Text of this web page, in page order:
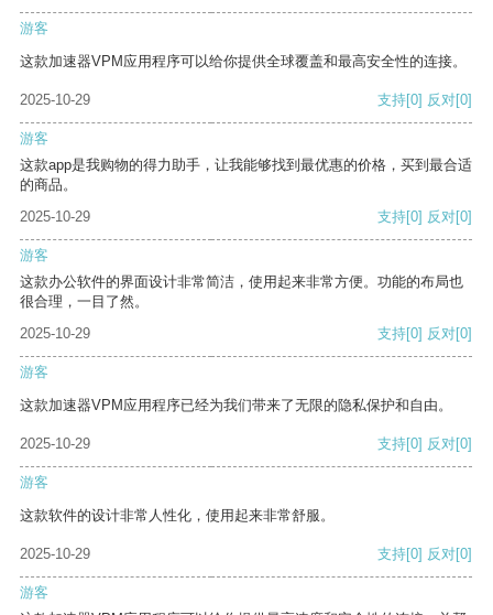
游客
这款加速器VPM应用程序可以给你提供全球覆盖和最高安全性的连接。
2025-10-29 支持[0] 反对[0]
游客
这款app是我购物的得力助手，让我能够找到最优惠的价格，买到最合适
的商品。
2025-10-29
支持[0] 反对[0]
游客
这款办公软件的界面设计非常简洁，使用起来非常方便。功能的布局也
很合理，一目了然。
2025-10-29
支持[0] 反对[0]
游客
这款加速器VPM应用程序已经为我们带来了无限的隐私保护和自由。
2025-10-29 支持[0] 反对[0]
游客
这款软件的设计非常人性化，使用起来非常舒服。
2025-10-29 支持[0] 反对[0]
游客